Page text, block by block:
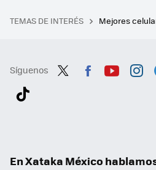
TEMAS DE INTERÉS Mejores
Síguenos
En Xataka México